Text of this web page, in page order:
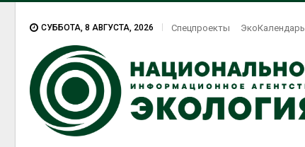
СУББОТА, 8 АВГУСТА, 2026 Спецпроекты ЭкоКалендарь